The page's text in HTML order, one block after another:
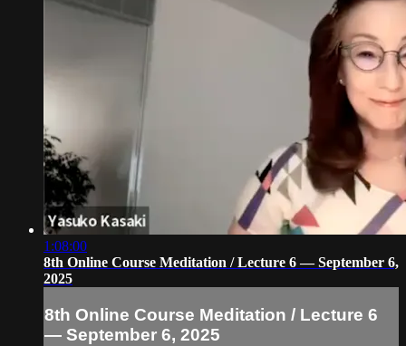
1:08:00
8th Online Course Meditation / Lecture 6 — September 6,
2025
8th Online Course Meditation / Lecture 6
— September 6, 2025